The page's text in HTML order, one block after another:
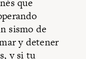
que
sismo de
y detener
y si tu